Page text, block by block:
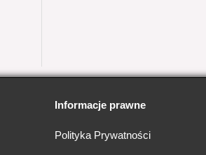
Informacje prawne
Polityka Prywatności